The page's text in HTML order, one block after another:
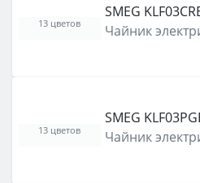
SMEG
Чайник
13 цветов
SMEG
Чайник
13 цветов